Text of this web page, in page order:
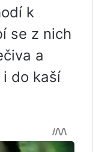
k
se z nich
a
do kaší